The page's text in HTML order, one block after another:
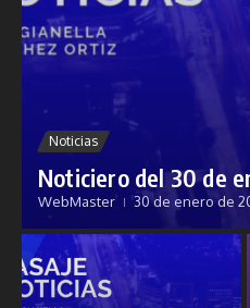
Noticias
Noticiero del 30 de
WebMaster 30 de enero de